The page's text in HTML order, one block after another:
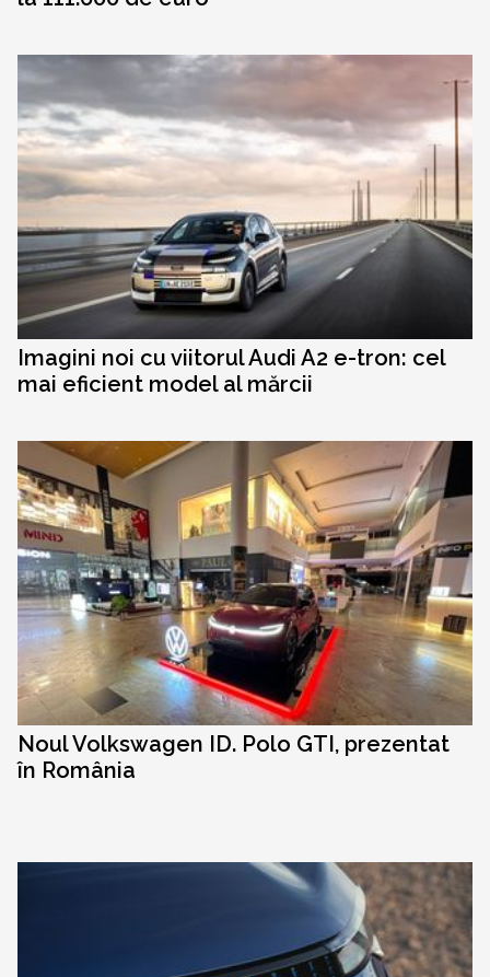
Imagini noi cu viitorul Audi A2 e-tron: cel
mai eficient model al mărcii
Noul Volkswagen ID. Polo GTI, prezentat
în România